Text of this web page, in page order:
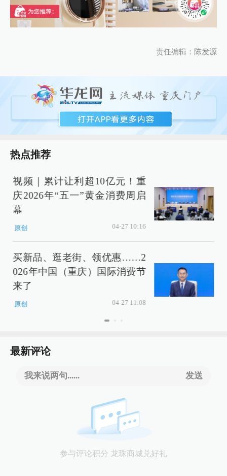
责任编辑：陈发源
热点推荐
视频｜累计让利超10亿元！重
庆2026年“五一”黄金消费周启
幕
原创 04-27 10:16
买新品、逛老街、领优惠……2
026年中国（重庆）国际消费节
来了
原创 04-27 11:08
最新评论
我来说两句...... 发送
参与评论积分 龙珠商城兑好礼